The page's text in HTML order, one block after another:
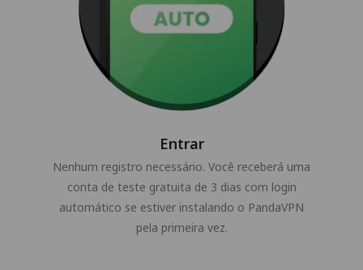
Entrar
Nenhum registro necessário. Você receberá uma
conta de teste gratuita de 3 dias com login
automático se estiver instalando o PandaVPN
pela primeira vez.